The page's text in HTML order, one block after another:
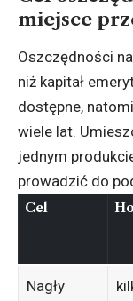
miejsce
Oszczędności
niż kapitał
dostępne,
wiele lat.
jednym
prowadzić do
Cel
Nagły